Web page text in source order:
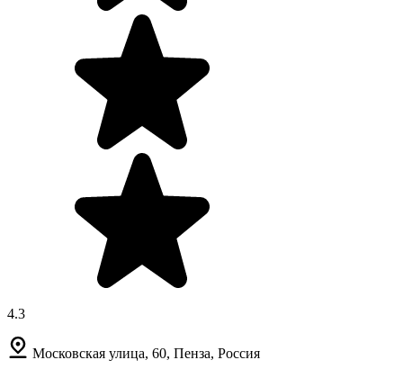
4.3
Московская улица, 60, Пенза, Россия